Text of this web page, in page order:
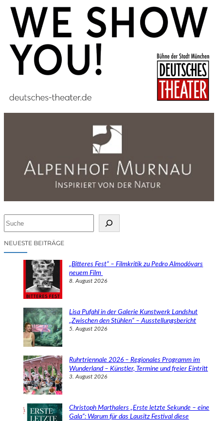
cNEUESTE BEITRÄGE
„Bitteres Fest“ – Filmkritik zu Pedro Almodóvars
neuem Film
8. August 2026
Lisa Pufahl in der Galerie Kunstwerk Landshut
„Zwischen den Stühlen“ – Ausstellungsbericht
5. August 2026
Ruhrtriennale 2026 – Regionales Programm im
Wunderland – Künstler, Termine und freier Eintritt
3. August 2026
Christoph Marthalers „Erste letzte Sekunde – eine
Gala“: Warum für das Lausitz Festival diese